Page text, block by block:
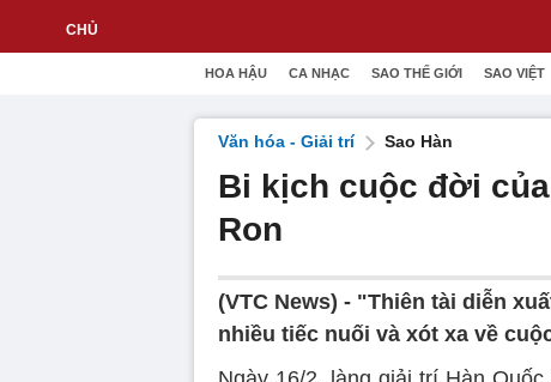
HOA HẬU CA NHẠC SAO THẾ GIỚI SAO VIỆT
Văn hóa - Giải trí Sao Hàn
Bi kịch cuộc đời
Ron
(VTC News) - "Thiên tài diễn
nhiều tiếc nuối và xót xa về